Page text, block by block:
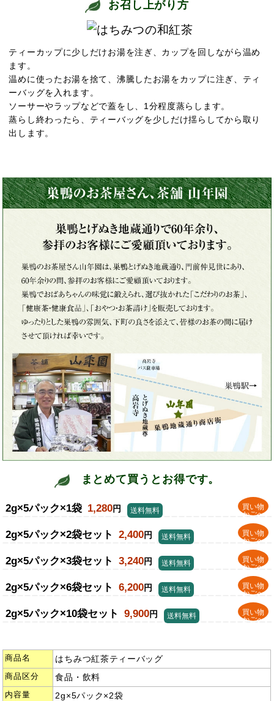
お召し上がり方
ティーカップに少しだけお湯を注ぎ、カップを回しながら温め
ます。
温めに使ったお湯を捨て、沸騰したお湯をカップに注ぎ、ティ
ーバッグを入れます。
ソーサーやラップなどで蓋をし、1分程度蒸らします。
蒸らし終わったら、ティーバッグを少しだけ揺らしてから取り
出します。
まとめて買うとお得です。
2g×5パック×1袋 1,280円
買い物
かごへ
送料無料
2g×5パック×2袋セット 2,400円
買い物
かごへ
送料無料
2g×5パック×3袋セット 3,240円
買い物
かごへ
送料無料
2g×5パック×6袋セット 6,200円
買い物
かごへ
送料無料
2g×5パック×10袋セット 9,900円
買い物
かごへ
送料無料
商品名 はちみつ紅茶ティーバッグ
商品区分 食品・飲料
内容量 2g×5パック×2袋